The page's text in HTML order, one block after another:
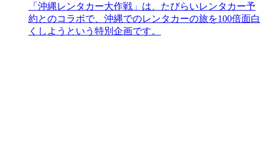
「沖縄レンタカー大作戦」は、たびらいレンタカー予
約とのコラボで、沖縄でのレンタカーの旅を100倍面白
くしようという特別企画です。